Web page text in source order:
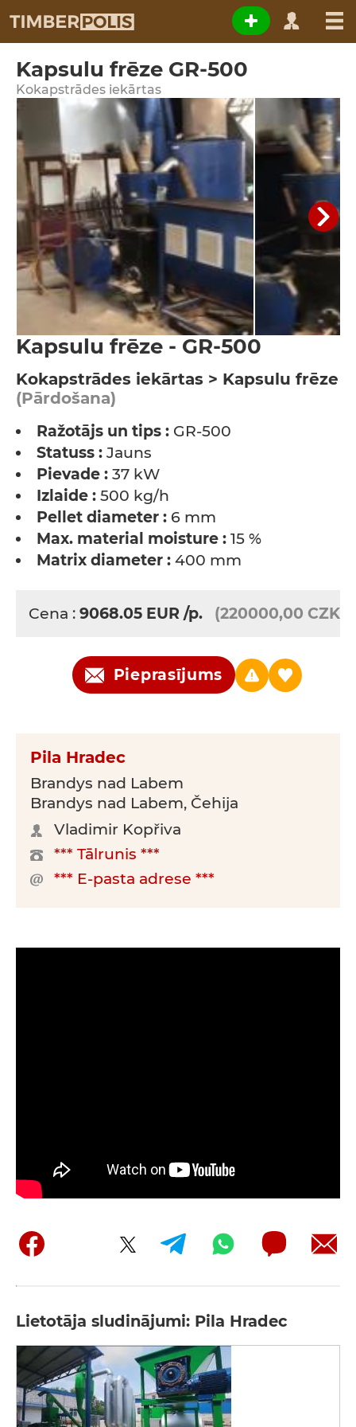
Kapsulu frēze GR-500
Kokapstrādes iekārtas
Kapsulu frēze - GR-500
Kokapstrādes iekārtas > Kapsulu frēze
(Pārdošana)
Ražotājs un tips : GR-500
Statuss : Jauns
Pievade : 37 kW
Izlaide : 500 kg/h
Pellet diameter : 6 mm
Max. material moisture : 15 %
Matrix diameter : 400 mm
Cena : 9068.05 EUR /p. (220000,00 CZK)
Pieprasījums
Pila Hradec
Brandys nad Labem
Brandys nad Labem, Čehija
Vladimir Kopřiva
*** Tālrunis ***
*** E-pasta adrese ***
Lietotāja sludinājumi: Pila Hradec